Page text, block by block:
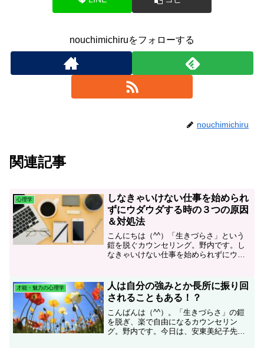
nouchimichiruをフォローする
nouchimichiru
関連記事
心理学
しなきゃいけない仕事を始められ
ずにウダウダする時の３つの原因
＆対処法
こんにちは（^^）「生きづらさ」という
鎧を脱ぐカウンセリング。野内です。し
なきゃいけない仕事を始められずにウダ
～」と思いながらも、ついYoutubeの動画
を見ちゃうとか...
才能・魅力の心理学
人は自分の強みとか長所に振り回
されることもある！？
こんばんは（^^）。「生きづらさ」の鎧
を脱ぎ、楽で自由になるカウンセリン
グ。野内です。今日は、安東美紀子先生